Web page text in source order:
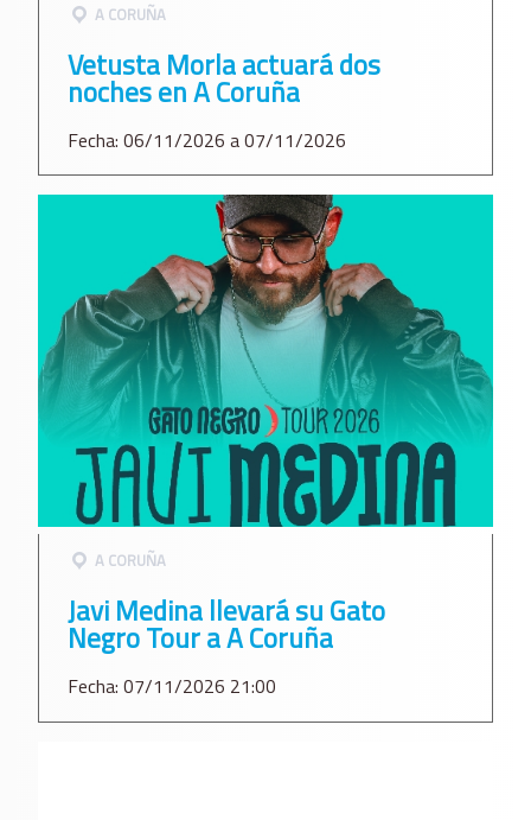
A CORUÑA
Vetusta Morla actuará dos
noches en A Coruña
Fecha: 06/11/2026 a 07/11/2026
A CORUÑA
Javi Medina llevará su Gato
Negro Tour a A Coruña
Fecha: 07/11/2026 21:00